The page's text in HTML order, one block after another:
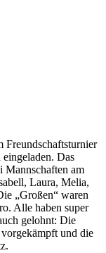
Freundschaftsturnier
Das
Mannschaften am
Laura, Melia,
„Großen“ waren
Alle haben super
gelohnt: Die
und die